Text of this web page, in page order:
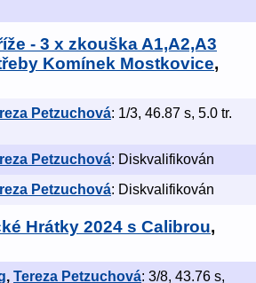
- 3 x zkouška A1,A2,A3
Komínek Mostkovice,
Petzuchová: 1/3, 46.87 s, 5.0 tr.
Petzuchová: Diskvalifikován
Petzuchová: Diskvalifikován
Hrátky 2024 s Calibrou,
, Tereza Petzuchová: 3/8, 43.76 s,